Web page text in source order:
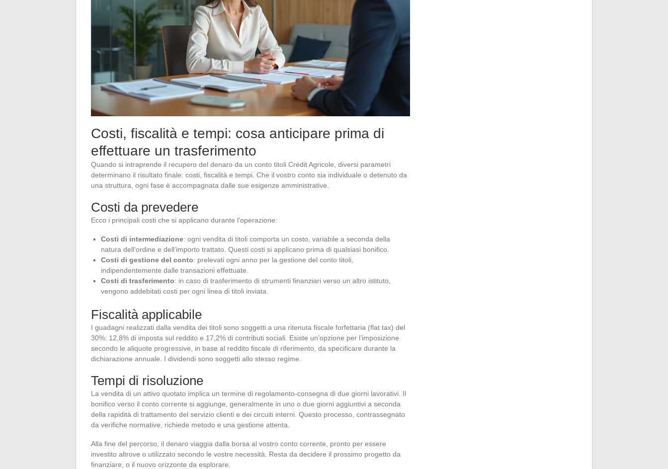
Costi, fiscalità e tempi: cosa anticipare prima di
effettuare un trasferimento
Quando si intraprende il recupero del denaro da un conto titoli Crédit Agricole, diversi parametri
determinano il risultato finale: costi, fiscalità e tempi. Che il vostro conto sia individuale o detenuto da
una struttura, ogni fase è accompagnata dalle sue esigenze amministrative.
Costi da prevedere
Ecco i principali costi che si applicano durante l’operazione:
Costi di intermediazione: ogni vendita di titoli comporta un costo, variabile a seconda della
natura dell’ordine e dell’importo trattato. Questi costi si applicano prima di qualsiasi bonifico.
Costi di gestione del conto: prelevati ogni anno per la gestione del conto titoli,
indipendentemente dalle transazioni effettuate.
Costi di trasferimento: in caso di trasferimento di strumenti finanziari verso un altro istituto,
vengono addebitati costi per ogni linea di titoli inviata.
Fiscalità applicabile
I guadagni realizzati dalla vendita dei titoli sono soggetti a una ritenuta fiscale forfettaria (flat tax) del
30%: 12,8% di imposta sul reddito e 17,2% di contributi sociali. Esiste un’opzione per l’imposizione
secondo le aliquote progressive, in base al reddito fiscale di riferimento, da specificare durante la
dichiarazione annuale. I dividendi sono soggetti allo stesso regime.
Tempi di risoluzione
La vendita di un attivo quotato implica un termine di regolamento-consegna di due giorni lavorativi. Il
bonifico verso il conto corrente si aggiunge, generalmente in uno o due giorni aggiuntivi a seconda
della rapidità di trattamento del servizio clienti e dei circuiti interni. Questo processo, contrassegnato
da verifiche normative, richiede metodo e una gestione attenta.
Alla fine del percorso, il denaro viaggia dalla borsa al vostro conto corrente, pronto per essere
investito altrove o utilizzato secondo le vostre necessità. Resta da decidere il prossimo progetto da
finanziare, o il nuovo orizzonte da esplorare.